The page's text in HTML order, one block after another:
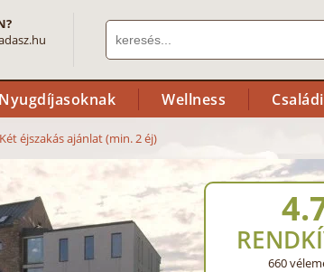
Nyugdíjasoknak Wellness
Két éjszakás ajánlat (min. 2 éj)
660